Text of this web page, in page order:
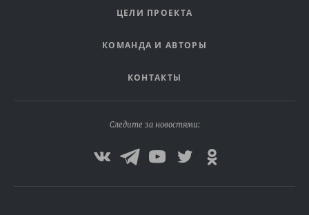
ЦЕЛИ ПРОЕКТА
КОМАНДА И АВТОРЫ
КОНТАКТЫ
Следите за новостями: